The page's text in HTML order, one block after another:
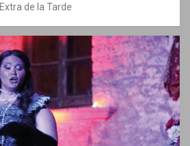
Extra de la Tarde